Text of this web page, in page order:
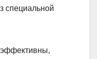
специальной